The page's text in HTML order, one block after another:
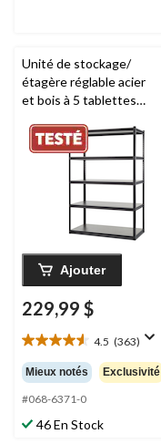
Unité de stockage/
étagère réglable acier
et bois à 5 tablettes
72 po
Ajouter
229,99 $
4.5 (363)
4.5
étoile(s)
sur
5.
363
évaluations
Mieux notés Exclusivité
#068-6371-0
46 En Stock